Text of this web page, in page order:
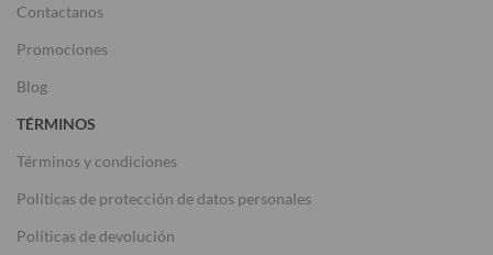
Contactanos
Promociones
Blog
TÉRMINOS
Términos y condiciones
Políticas de protección de datos personales
Políticas de devolución